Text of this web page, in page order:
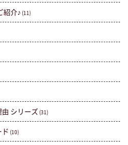
紹介♪ (11)
シリーズ (31)
(10)